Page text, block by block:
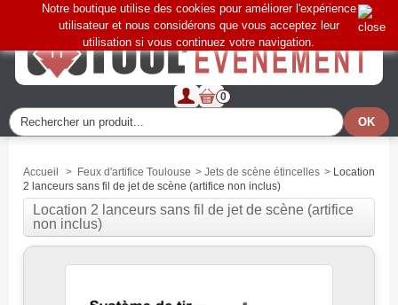
0
Notre boutique utilise des cookies pour améliorer l'expérience
utilisateur et nous considérons que vous acceptez leur
utilisation si vous continuez votre navigation.
Accueil > Feux d'artifice Toulouse > Jets de scène étincelles > Location
2 lanceurs sans fil de jet de scène (artifice non inclus)
Location 2 lanceurs sans fil de jet de scène (artifice
non inclus)